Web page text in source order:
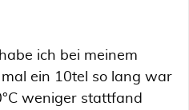
ich bei meinem
ein 10tel so lang war
weniger stattfand